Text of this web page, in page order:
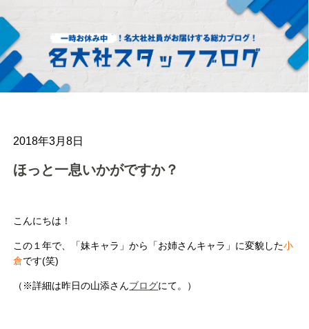
2018年3月8日
ほっと一息いかがですか？
こんにちは！
この１年で、「妹キャラ」から「お姉さんキャラ」に変貌した小
倉です(笑)
（※詳細は昨日の山添さんブログにて。）